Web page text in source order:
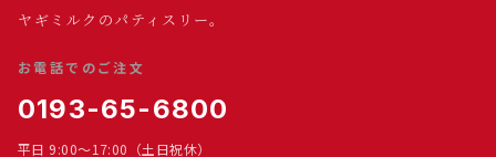
ヤギミルクのパティスリー。
お電話でのご注文
0193-65-6800
平日 9:00～17:00（土日祝休）